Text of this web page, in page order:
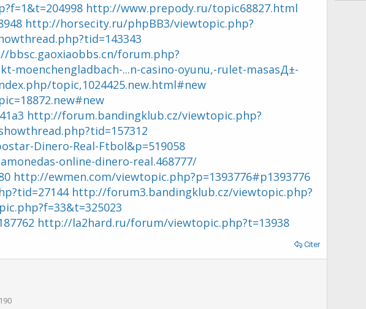
http://www.prepody.ru/topic68827.html
http://horsecity.ru/phpBB3/viewtopic.php?
bbsc.gaoxiaobbs.cn/forum.php?
moenchengladbach-...n-casino-oyunu,-rulet-masasД±-
topic,1024425.new.html#new
http://forum.bandingklub.cz/viewtopic.php?
Dinero-Real-Ftbol&p=519058
online-dinero-real.468777/
http://ewmen.com/viewtopic.php?p=1393776#p1393776
http://forum3.bandingklub.cz/viewtopic.php?
http://la2hard.ru/forum/viewtopic.php?t=13938
Citer